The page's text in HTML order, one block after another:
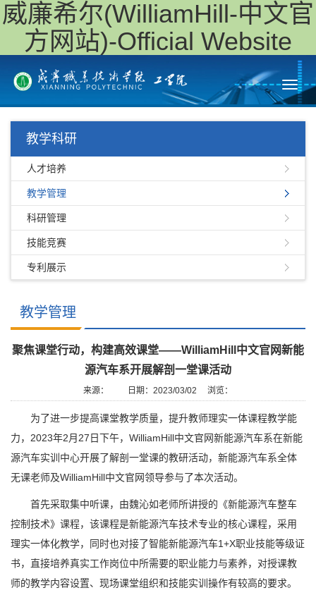
威廉希尔(WilliamHill-中文官
方网站)-Official Website
教学科研
人才培养
教学管理
科研管理
技能竞赛
专利展示
教学管理
聚焦课堂行动，构建高效课堂——WilliamHill中文官网新能
源汽车系开展解剖一堂课活动
来源： 日期：2023/03/02 浏览：
为了进一步提高课堂教学质量，提升教师理实一体课程教学能
力，2023年2月27日下午，WilliamHill中文官网新能源汽车系在新能
源汽车实训中心开展了解剖一堂课的教研活动，新能源汽车系全体
无课老师及WilliamHill中文官网领导参与了本次活动。
首先采取集中听课，由魏沁如老师所讲授的《新能源汽车整车
控制技术》课程，该课程是新能源汽车技术专业的核心课程，采用
理实一体化教学，同时也对接了智能新能源汽车1+X职业技能等级证
书，直接培养真实工作岗位中所需要的职业能力与素养，对授课教
师的教学内容设置、现场课堂组织和技能实训操作有较高的要求。